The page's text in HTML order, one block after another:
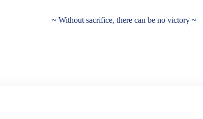
~ Without sacrifice, there can be no victory ~